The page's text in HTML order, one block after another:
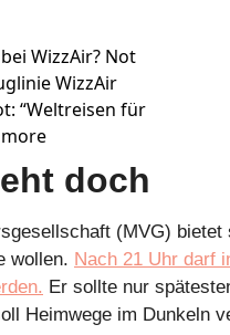
WizzAir? Not
WizzAir
“Weltreisen für
more
doch
(MVG)
wollen. Nach 21 Uhr darf
Er sollte nur
Heimwege im Dunkeln